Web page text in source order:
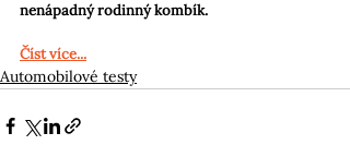
nenápadný rodinný kombík.
Číst více...
Automobilové testy